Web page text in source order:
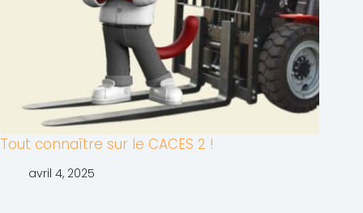
Tout connaître sur le CACES 2 !
avril 4, 2025